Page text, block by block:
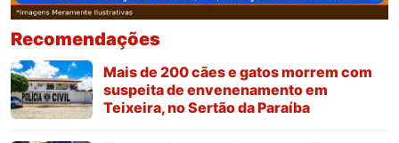
Recomendações
Mais de 200 cães e gatos morrem com
suspeita de envenenamento em
Teixeira, no Sertão da Paraíba